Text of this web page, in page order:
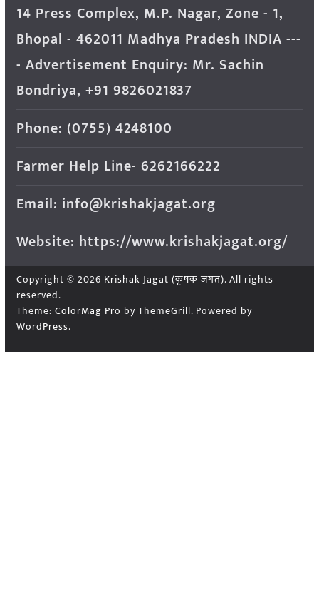
14 Press Complex, M.P. Nagar, Zone - 1,
Bhopal - 462011 Madhya Pradesh INDIA ---
- Advertisement Enquiry: Mr. Sachin
Bondriya, +91 9826021837
Phone: (0755) 4248100
Farmer Help Line- 6262166222
Email: info@krishakjagat.org
Website: https://www.krishakjagat.org/
Copyright © 2026 Krishak Jagat (कृषक जगत). All rights
reserved.
Theme: ColorMag Pro by ThemeGrill. Powered by
WordPress.